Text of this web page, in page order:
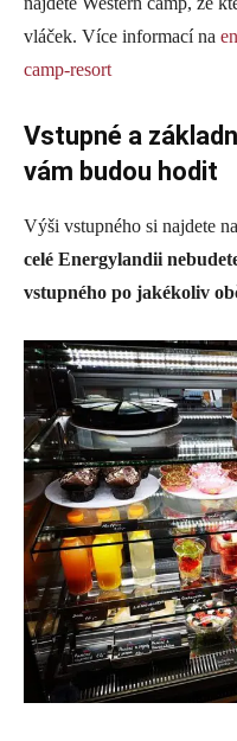
vláček. Více informací na
camp-resort
Vstupné a
vám budou hodit
Výši vstupného si najdete
celé Energylandii
vstupného po jakékoliv